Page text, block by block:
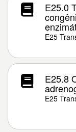
E25.0
E25
E25.8
E25